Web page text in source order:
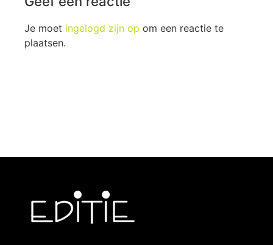
Je moet ingelogd zijn op om een reactie te
plaatsen.